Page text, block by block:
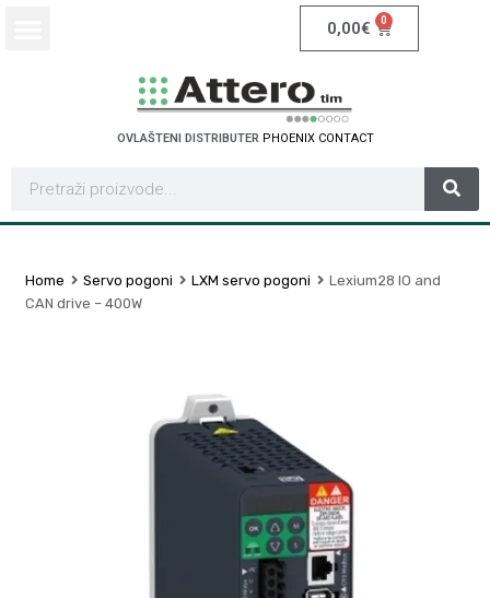
0,00€ 0
OVLAŠTENI DISTRIBUTER PHOENIX CONTACT
Home Servo pogoni LXM servo pogoni
Lexium28 IO and
CAN drive – 400W